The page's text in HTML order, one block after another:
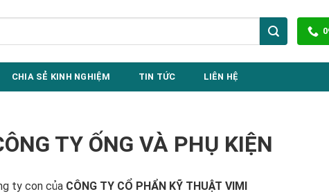
CHIA SẺ KINH NGHIỆM TIN TỨC LIÊN HỆ
TY ỐNG VÀ PHỤ KIỆN
ty con của CÔNG TY CỔ PHẨN KỸ THUẬT VIMI